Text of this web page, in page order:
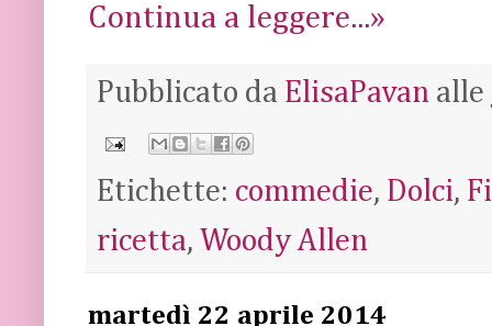
Continua a leggere...»
Pubblicato da ElisaPavan alle
Etichette: commedie, Dolci,
ricetta, Woody Allen
martedì 22 aprile 2014